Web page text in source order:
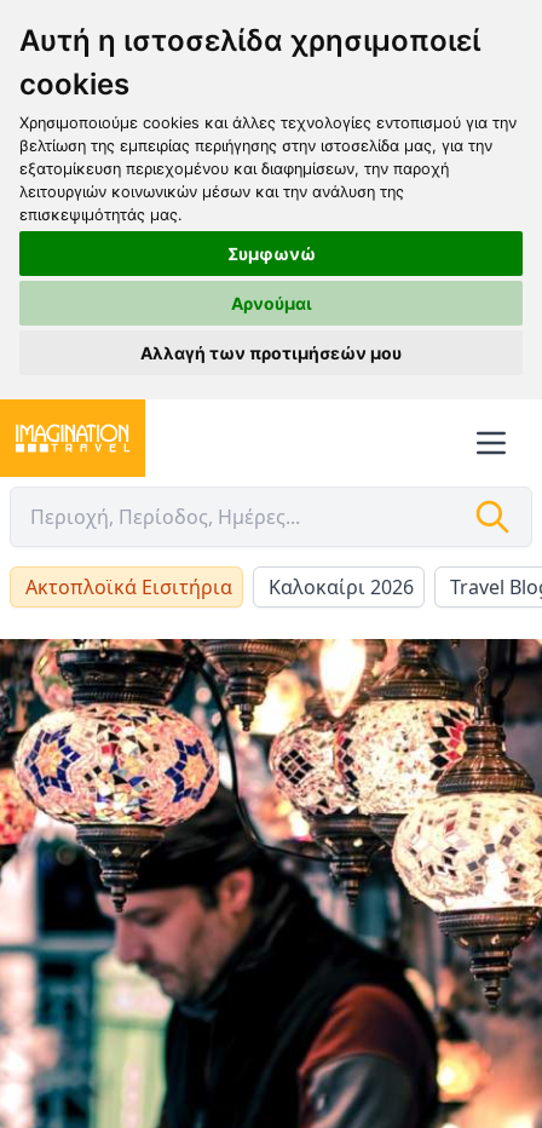
Αυτή η ιστοσελίδα χρησιμοποιεί
cookies
Χρησιμοποιούμε cookies και άλλες τεχνολογίες εντοπισμού για την
βελτίωση της εμπειρίας περιήγησης στην ιστοσελίδα μας, για την
εξατομίκευση περιεχομένου και διαφημίσεων, την παροχή
λειτουργιών κοινωνικών μέσων και την ανάλυση της
επισκεψιμότητάς μας.
Συμφωνώ
Αρνούμαι
Αλλαγή των προτιμήσεών μου
Ακτοπλοϊκά Εισιτήρια Καλοκαίρι 2026 Travel